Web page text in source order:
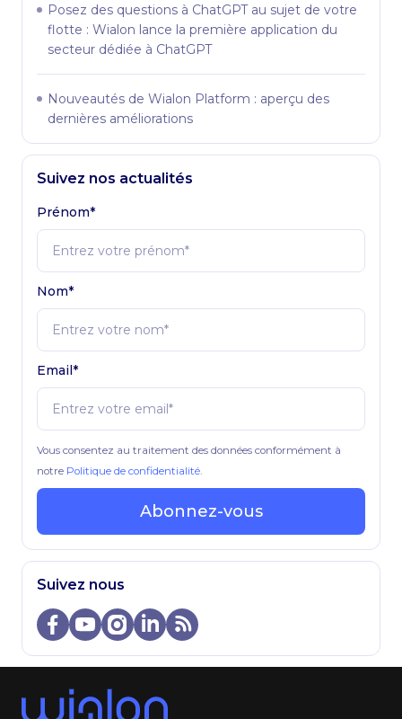
Posez des questions à ChatGPT au sujet de votre
flotte : Wialon lance la première application du
secteur dédiée à ChatGPT
Nouveautés de Wialon Platform : aperçu des
dernières améliorations
Suivez nos actualités
Prénom*
Nom*
Email*
Vous consentez au traitement des données conformément à
notre Politique de confidentialité
Abonnez-vous
Suivez nous